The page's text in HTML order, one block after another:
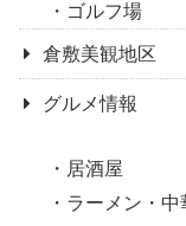
ゴルフ場
倉敷美観地区
グルメ情報
居酒屋
ラーメン・中